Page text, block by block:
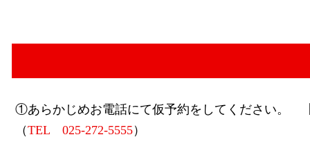
①あらかじめお電話にて仮予約をしてください。
（TEL 025-272-5555）